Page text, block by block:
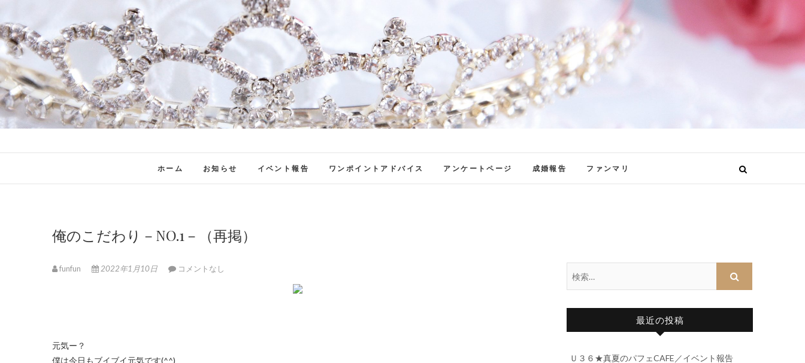
ファンブロ
ホーム お知らせ イベント報告 ワンポイントアドバイス アンケートページ 成婚報告 ファンマリ
俺のこだわり－NO.1－（再掲）
funfun 2022年1月10日 コメントなし
元気ー？
僕は今日もブイブイ元気です(^^)
最近の投稿
Ｕ３６★真夏のパフェCAFE／イベント報告